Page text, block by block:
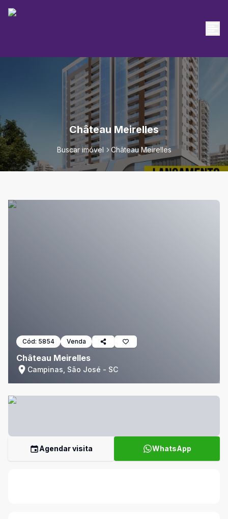
Château Meirelles
Buscar imóvel Château Meirelles
Cód: 5854 Venda
Château Meirelles
Campinas, São José - SC
Agendar visita WhatsApp